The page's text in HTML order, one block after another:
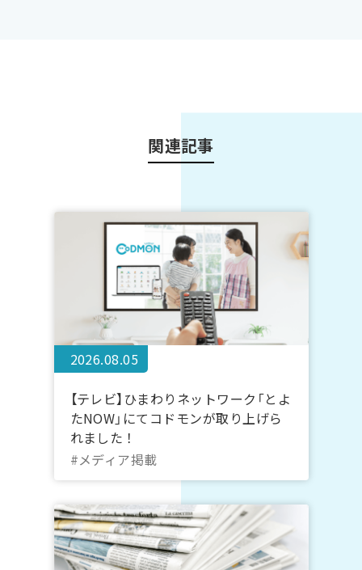
関連記事
2026.08.05
【テレビ】ひまわりネットワーク「とよ
たNOW」にてコドモンが取り上げら
れました！
#メディア掲載